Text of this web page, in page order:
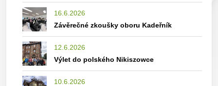
16.6.2026
Závěrečné zkoušky oboru Kadeřník
12.6.2026
Výlet do polského Nikiszowce
10.6.2026